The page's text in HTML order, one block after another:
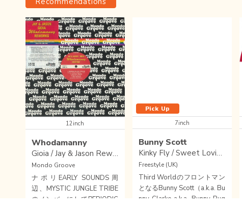
12inch
Whodamanny
Gioia / Jay & Jason Reworks EP
Mondo Groove
ナポリEARLY SOUNDS周
辺、MYSTIC JUNGLE TRIBE
のメンバーにしてPERIODIC
Pick Up
7inch
Bunny Scott
Kinky Fly / Sweet Loving Love
Freestyle (UK)
Third Worldのフロントマン
となるBunny Scott（a.k.a. Bu
nny Clarke a.k.a. Bunny Rug